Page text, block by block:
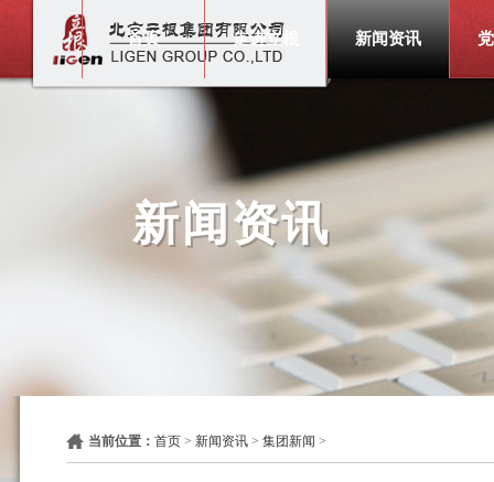
首页 走进立根 新闻资讯
新闻资讯
当前位置： 首页 > 新闻资讯 > 集团新闻 >